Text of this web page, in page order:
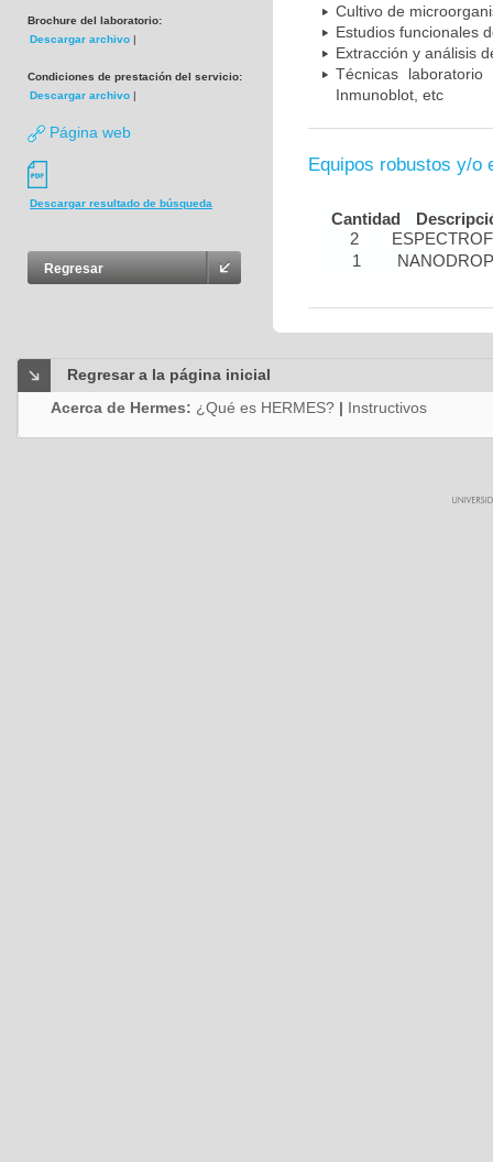
Brochure del laboratorio:
Descargar archivo |
Condiciones de prestación del servicio:
Descargar archivo |
Página web
Descargar resultado de búsqueda
Regresar
Cultivo de
Estudios funcionales
Extracción y análisis
Técnicas laboratorio
Inmunoblot, etc
Equipos robustos y/o
Cantidad
2
1
NANODROP
Regresar a la página inicial
Acerca de Hermes: ¿Qué es HERMES? | Instructivos